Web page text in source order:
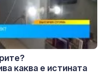
каква е истината